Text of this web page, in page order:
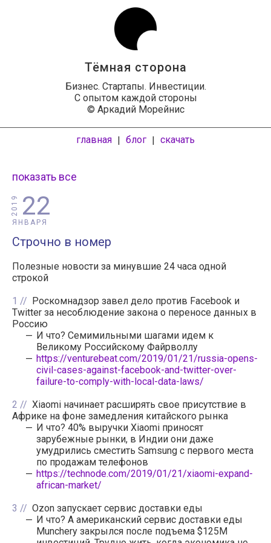
Тёмная сторона
Бизнес. Стартапы. Инвестиции.
С опытом каждой стороны
© Аркадий Морейнис
главная | блог | скачать
показать все
22
ЯНВАРЯ
2019
Строчно в номер
Полезные новости за минувшие 24 часа одной
строкой
1
Роскомнадзор завел дело против Facebook и
Twitter за несоблюдение закона о переносе данных в
Россию
И что? Семимильными шагами идем к
Великому Российскому Файрволлу
https://venturebeat.com/2019/01/21/russia-opens-
civil-cases-against-facebook-and-twitter-over-
failure-to-comply-with-local-data-laws/
2
Xiaomi начинает расширять свое присутствие в
Африке на фоне замедления китайского рынка
И что? 40% выручки Xiaomi приносят
зарубежные рынки, в Индии они даже
умудрились сместить Samsung с первого места
по продажам телефонов
https://technode.com/2019/01/21/xiaomi-expand-
african-market/
3
Ozon запускает сервис доставки еды
И что? А американский сервис доставки еды
Munchery закрылся после подъема $125M